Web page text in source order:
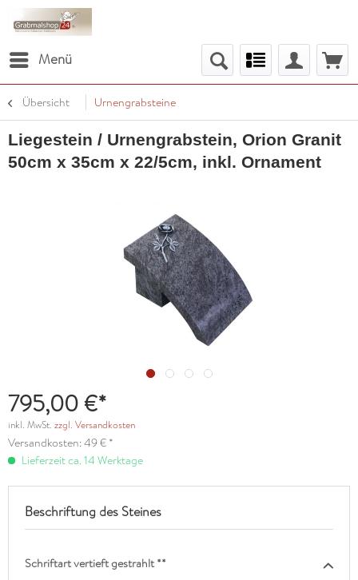
Menü
Übersicht Urnengrabsteine
Liegestein / Urnengrabstein, Orion Granit
50cm x 35cm x 22/5cm, inkl. Ornament
795,00 €*
inkl. MwSt. zzgl. Versandkosten
Versandkosten: 49 € *
Lieferzeit ca. 14 Werktage
Beschriftung des Steines
Schriftart vertieft gestrahlt **